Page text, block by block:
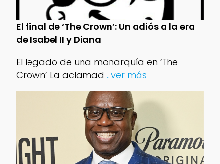
El final de ‘The Crown’: Un adiós a la era
de Isabel II y Diana
El legado de una monarquía en ‘The
Crown’ La aclamad ...ver más